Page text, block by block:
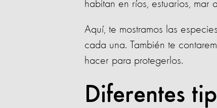
habitan en ríos, estuarios,
Aquí, te mostramos las
cada una. También te
hacer para protegerlos.
Diferentes